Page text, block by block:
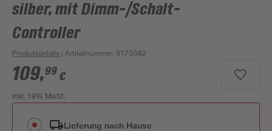
silber, mit Dimm-/Schalt-
Controller
Produktdetails | Artikelnummer:9170582
109,99 €
inkl. 19% MwSt.
Lieferung nach Hause